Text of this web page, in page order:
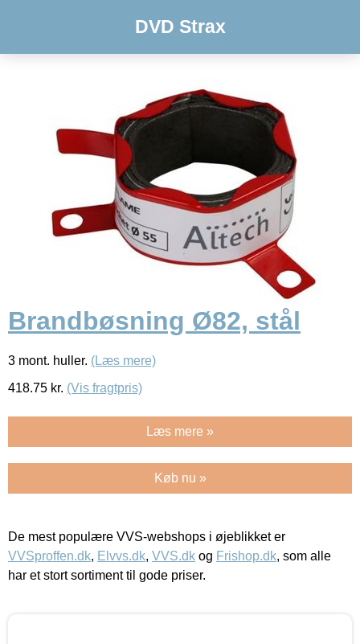
DVD Strax
Brandbøsning Ø82, stål
3 mont. huller. (Læs mere)
418.75 kr. (Vis fragtpris)
Læs mere »
Køb nu »
De mest populære VVS-webshops i øjeblikket er
VVSproffen.dk, Elvvs.dk, VVS.dk og Frishop.dk, som alle
har et stort sortiment til gode priser.